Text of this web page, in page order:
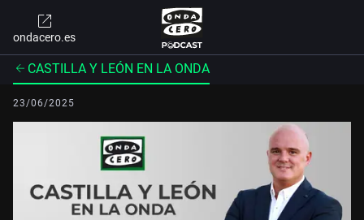
ondacero.es
CASTILLA Y LEÓN EN LA ONDA
23/06/2025